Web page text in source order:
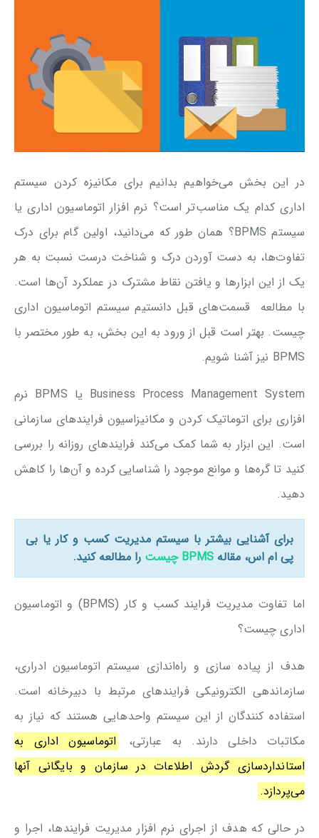
در این بخش می‌خواهیم بدانیم برای مکانیزه کردن سیستم
اداری کدام یک مناسب‌تر است؟ نرم افزار اتوماسیون اداری یا
سیستم BPMS؟ همان طور که می‌دانید، اولین گام برای درک
تفاوت‌ها، به دست آوردن درک و شناخت درست نسبت به هر
یک از این ابزارها و یافتن نقاط مشترک در عملکرد آن‌ها است.
با مطالعه قسمت‌های قبل دانستیم سیستم اتوماسیون اداری
چیست. بهتر است قبل از ورود به این بخش، به طور مختصر با
BPMS نیز آشنا شویم.
Business Process Management System یا BPMS نرم
افزاری برای اتوماتیک کردن و مکانیزاسیون فرایندهای سازمانی
است. این ابزار به شما کمک می‌کند فرایندهای روزانه را بررسی
کنید تا گره‌ها و موانع موجود را شناسایی کرده و آن‌ها را کاهش
دهید.
برای آشنایی بیشتر با سیستم مدیریت کسب و کار یا بی
پی ام اس، مقاله BPMS چیست را مطالعه کنید.
اما تفاوت مدیریت فرایند کسب و کار (BPMS) و اتوماسیون
اداری چیست؟
هدف از پیاده سازی و راه‌اندازی سیستم اتوماسیون ادراری،
سازماندهی الکترونیکی فرایندهای مرتبط با دبیرخانه است.
استفاده کنندگان از این سیستم واحدهایی هستند که نیاز به
مکاتبات داخلی دارند. به عبارتی،
اتوماسیون اداری به
استانداردسازی گردش اطلاعات در سازمان و بایگانی آنها
می‌پردازد.
در حالی که هدف از اجرای نرم افزار مدیریت فرایندها، اجرا و